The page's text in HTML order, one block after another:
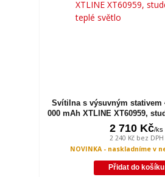
Svítilna s výsuvným stativem
000 mAh XTLINE XT60959,
2 710 Kč/ks
2 240 Kč bez DPH
NOVINKA - naskladníme v
Přidat do košíku